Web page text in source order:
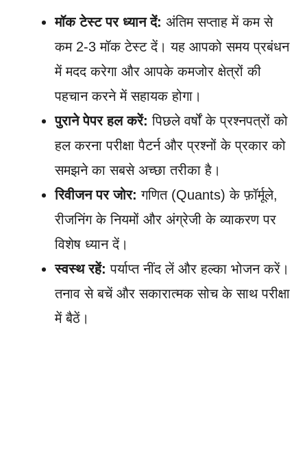
मॉक टेस्ट पर ध्यान दें: अंतिम सप्ताह में कम से
कम 2-3 मॉक टेस्ट दें। यह आपको समय प्रबंधन
में मदद करेगा और आपके कमजोर क्षेत्रों की
पहचान करने में सहायक होगा।
पुराने पेपर हल करें: पिछले वर्षों के प्रश्नपत्रों को
हल करना परीक्षा पैटर्न और प्रश्नों के प्रकार को
समझने का सबसे अच्छा तरीका है।
रिवीजन पर जोर: गणित (Quants) के फ़ॉर्मूले,
रीजनिंग के नियमों और अंग्रेजी के व्याकरण पर
विशेष ध्यान दें।
स्वस्थ रहें: पर्याप्त नींद लें और हल्का भोजन करें।
तनाव से बचें और सकारात्मक सोच के साथ परीक्षा
में बैठें।